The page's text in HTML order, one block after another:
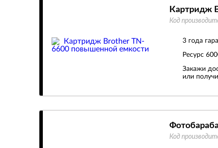
Картридж
Код
3 года
Ресурс
Закажи
или
Код